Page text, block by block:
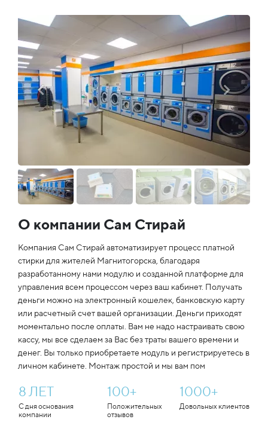
О компании Сам Стирай
Компания Сам Стирай автоматизирует процесс платной
стирки для жителей Магнитогорска, благодаря
разработанному нами модулю и созданной платформе для
управления всем процессом через ваш кабинет. Получать
деньги можно на электронный кошелек, банковскую карту
или расчетный счет вашей организации. Деньги приходят
моментально после оплаты. Вам не надо настраивать свою
кассу, мы все сделаем за Вас без траты вашего времени и
денег. Вы только приобретаете модуль и регистрируетесь в
личном кабинете. Монтаж простой и мы вам пом
8 ЛЕТ
С дня основания
компании
100+
Положительных
отзывов
1000+
Довольных клиентов